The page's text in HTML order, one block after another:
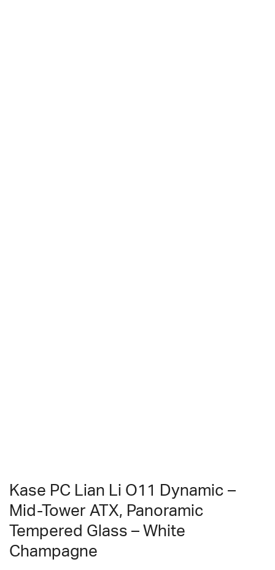
Kase PC Lian Li O11 Dynamic –
Mid-Tower ATX, Panoramic
Tempered Glass – White
Champagne